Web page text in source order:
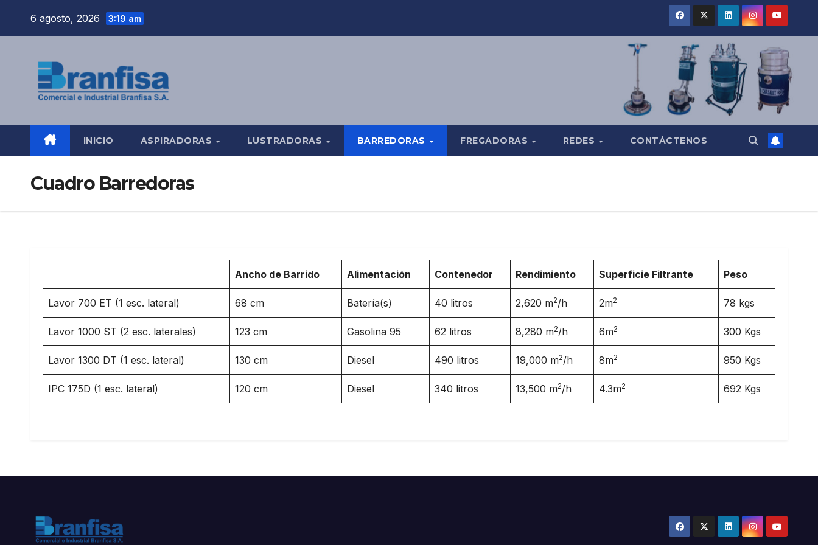
6 agosto, 2026 3:19 am
INICIO ASPIRADORAS LUSTRADORAS BARREDORAS FREGADORAS REDES CONTÁCTENOS
Cuadro Barredoras
Ancho de Barrido Alimentación Contenedor Rendimiento Superficie Filtrante Peso
Lavor 700 ET (1 esc. lateral) 68 cm Batería(s) 40 litros 2,620 m2/h 2m2 78 kgs
Lavor 1000 ST (2 esc. laterales) 123 cm Gasolina 95 62 litros 8,280 m2/h 6m2 300 Kgs
Lavor 1300 DT (1 esc. lateral) 130 cm Diesel 490 litros 19,000 m2/h 8m2 950 Kgs
IPC 175D (1 esc. lateral) 120 cm Diesel 340 litros 13,500 m2/h 4.3m2 692 Kgs